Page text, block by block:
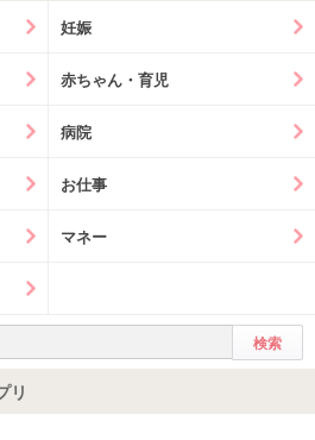
妊娠
赤ちゃん・育児
病院
お仕事
マネー
リ